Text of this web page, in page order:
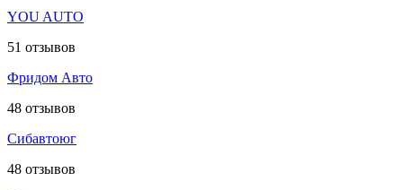
YOU AUTO
51 отзывов
Фридом Авто
48 отзывов
Сибавтоюг
48 отзывов